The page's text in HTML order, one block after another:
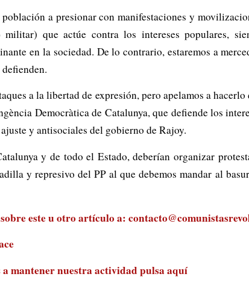
a presionar con manifestaciones y
que actúe contra los intereses populares,
en la sociedad. De lo contrario, estaremos a
a la libertad de expresión, pero apelamos a
Democràtica de Catalunya, que defiende los
y antisociales del gobierno de Rajoy.
y de todo el Estado, deberían organizar
y represivo del PP al que debemos mandar al
este u otro artículo a:
mantener nuestra actividad pulsa aquí